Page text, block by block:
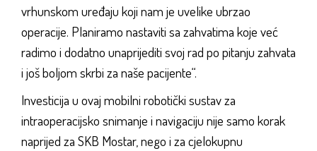
vrhunskom uređaju koji nam je uvelike ubrzao
operacije. Planiramo nastaviti sa zahvatima koje već
radimo i dodatno unaprijediti svoj rad po pitanju zahvata
i još boljom skrbi za naše pacijente“.
Investicija u ovaj mobilni robotički sustav za
intraoperacijsko snimanje i navigaciju nije samo korak
naprijed za SKB Mostar, nego i za cjelokupnu